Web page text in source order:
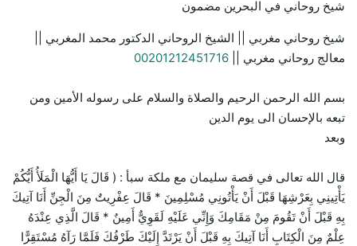
شيخ روحاني في البحرين مضمون
شيخ روحاني مغربي || الشيخ الروحاني الدكتور محمد المغربي ||
معالج روحاني مغربي || 00201212451716
بسم الله الرحمن الرحيم والصلاة والسلام على رسوله الأمين ومن
تبعه بالإحسان الى يوم الدين
وبعد
قال الله تعالى في قصة سليمان مع ملكة سبأ : ( قَالَ يَا أَيُّهَا الْمَلَأُ أَيُّكُمْ
يَأْتِينِي بِعَرْشِهَا قَبْلَ أَنْ يَأْتُونِي مُسْلِمِينَ * قَالَ عِفْرِيتٌ مِنَ الْجِنِّ أَنَا آتِيكَ
بِهِ قَبْلَ أَنْ تَقُومَ مِنْ مَقَامِكَ وَإِنِّي عَلَيْهِ لَقَوِيٌّ أَمِينٌ * قَالَ الَّذِي عِنْدَهُ
عِلْمٌ مِنَ الْكِتَابِ أَنَا آتِيكَ بِهِ قَبْلَ أَنْ يَرْتَدَّ إِلَيْكَ طَرْفُكَ فَلَمَّا رَآهُ مُسْتَقِرًّا